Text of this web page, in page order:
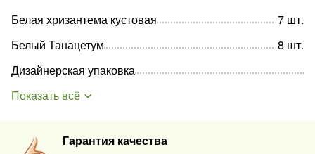
Гарантия качества
Белая хризантема кустовая 7 шт.
Белый Танацетум
8 шт.
Дизайнерская упаковка
Показать всё